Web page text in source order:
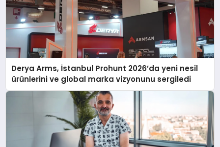
Derya Arms, İstanbul Prohunt 2026’da yeni nesil
ürünlerini ve global marka vizyonunu sergiledi